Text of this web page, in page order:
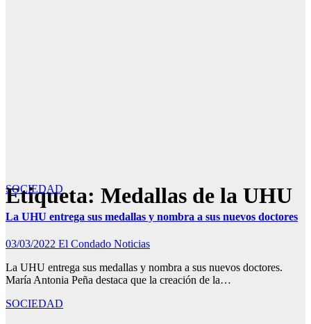
Etiqueta: Medallas de la UHU
SOCIEDAD
La UHU entrega sus medallas y nombra a sus nuevos doctores
03/03/2022 El Condado Noticias
La UHU entrega sus medallas y nombra a sus nuevos doctores.
María Antonia Peña destaca que la creación de la…
SOCIEDAD